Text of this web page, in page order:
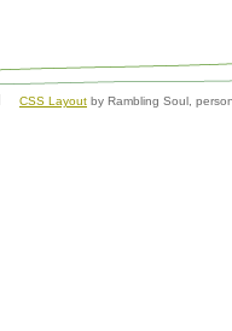
CSS Layout by Rambling Soul,